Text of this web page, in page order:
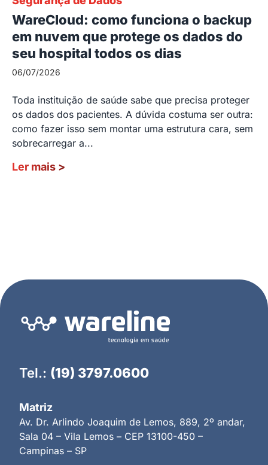
WareCloud: como funciona o backup
em nuvem que protege os dados do
seu hospital todos os dias
06/07/2026
Toda instituição de saúde sabe que precisa proteger
os dados dos pacientes. A dúvida costuma ser outra:
como fazer isso sem montar uma estrutura cara, sem
sobrecarregar a...
Ler mais >
Tel.: (19) 3797.0600
Matriz
Av. Dr. Arlindo Joaquim de Lemos, 889, 2º andar,
Sala 04 – Vila Lemos – CEP 13100-450 –
Campinas – SP